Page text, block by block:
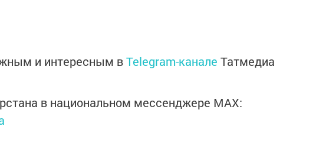
и интересным вTelegram-канале Татмедиа
в национальном мессенджере MАХ: